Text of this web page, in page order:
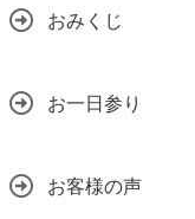
おみくじ
お一日参り
お客様の声